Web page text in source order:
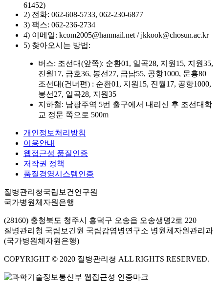
61452)
2) 전화: 062-608-5733, 062-230-6877
3) 팩스: 062-236-2734
4) 이메일: kcom2005@hanmail.net / jkkook@chosun.ac.kr
5) 찾아오시는 방법:
버스: 조선대(앞쪽): 순환01, 일곡28, 지원15, 지원35,
진월17, 금호36, 봉선27, 금남55, 공항1000, 문흥80
조선대(건너편) : 순환01, 지원15, 진월17, 공항1000,
봉선27, 일곡28, 지원35
지하철: 남광주역 5번 출구에서 내리신 후 조선대학
교 정문 쪽으로 500m
개인정보처리방침
이용안내
웹접근성 품질인증
저작권 정책
품질경영시스템인증
질병관리청국립보건연구원
국가병원체자원은행
(28160) 충청북도 청주시 흥덕구 오송읍 오송생명2로 220
질병관리청 국립보건원 국립감염병연구소 병원체자원관리과
(국가병원체자원은행)
COPYRIGHT © 2020 질병관리청 ALL RIGHTS RESERVED.